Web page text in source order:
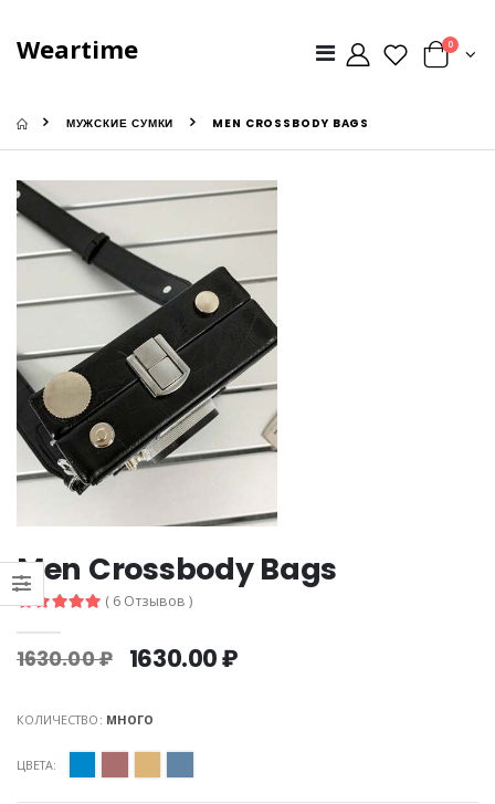
Weartime 0
МУЖСКИЕ СУМКИ MEN CROSSBODY BAGS
Men Crossbody Bags
( 6 Отзывов )
1630.00 ₽ 1630.00 ₽
КОЛИЧЕСТВО: МНОГО
ЦВЕТА: